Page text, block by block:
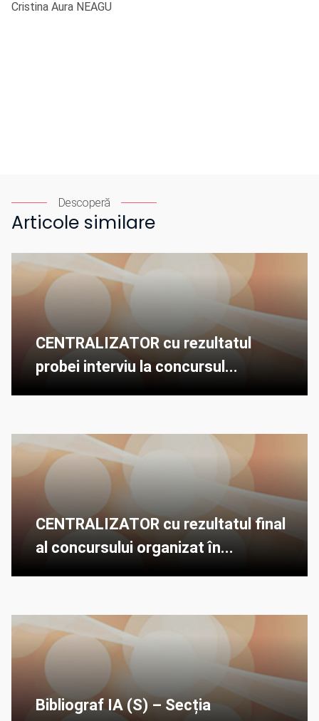
Cristina Aura NEAGU
Descoperă
Articole similare
CENTRALIZATOR cu rezultatul
probei interviu la concursul...
CENTRALIZATOR cu rezultatul final
al concursului organizat în...
Bibliograf IA (S) – Secția